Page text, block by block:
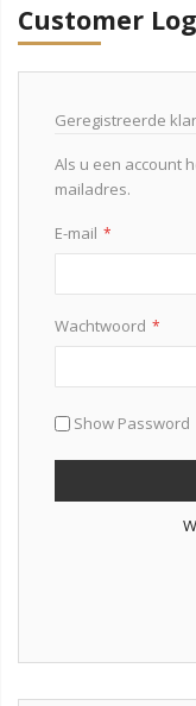
Customer
Geregistreerde
Als u een account
mailadres.
E-mail
Wachtwoord
Show Password